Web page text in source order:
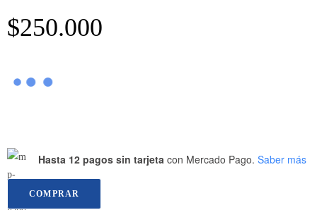
$250.000
Hasta 12 pagos sin tarjeta con Mercado Pago. Saber más
COMPRAR